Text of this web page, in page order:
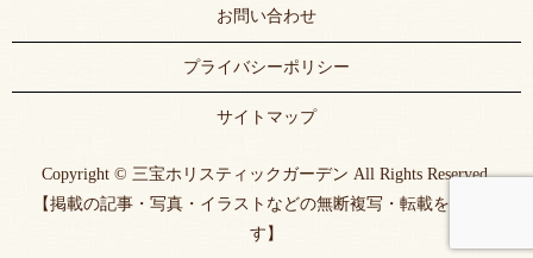
お問い合わせ
プライバシーポリシー
サイトマップ
Copyright © 三宝ホリスティックガーデン All Rights Reserved.
【掲載の記事・写真・イラストなどの無断複写・転載を禁じま
す】